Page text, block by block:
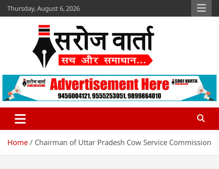
Skip
to
Thursday, August 6, 2026
Sroj Varta
www.srojvarta.in
Home Chairman of Uttar Pradesh Cow Service Commission